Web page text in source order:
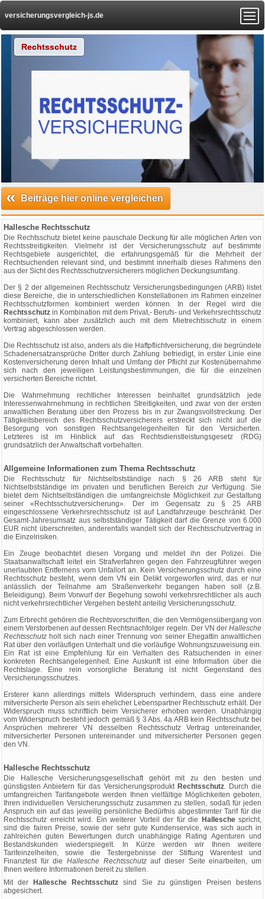
versicherungsvergleich-js.de
Rechtsschutz
« Beiträge hier online vergleichen
Hallesche Rechtsschutz
Die Rechtsschutz bietet keine pauschale Deckung für alle möglichen Arten von
Rechtsstreitigkeiten. Vielmehr ist der Versicherungsschutz auf bestimmte
Rechtsgebiete ausgerichtet, die erfahrungsgemäß für die Mehrheit der
Rechtsuchenden relevant sind, und bestimmt innerhalb dieses Rahmens den
aus der Sicht des Rechtsschutzversicherers möglichen Deckungsumfang.
Der § 2 der allgemeinen Rechtsschutz Versicherungsbedingungen (ARB) listet
diese Bereiche, die in unterschiedlichen Konstellationen im Rahmen einzelner
Rechtsschutzformen kombiniert werden können. In der Regel wird die
Rechtsschutz in Kombination mit dem Privat,- Berufs- und Verkehrsrechtsschutz
kombiniert, kann aber zusätzlich auch mit dem Mietrechtsschutz in einem
Vertrag abgeschlossen werden.
Die Rechtsschutz ist also, anders als die Haftpflichtversicherung, die begründete
Schadenersatzansprüche Dritter durch Zahlung befriedigt, in erster Linie eine
Kostenversicherung deren Inhalt und Umfang der Pflicht zur Kostenübernahme
sich nach den jeweiligen Leistungsbestimmungen, die für die einzelnen
versicherten Bereiche richtet.
Die Wahrnehmung rechtlicher Interessen beinhaltet grundsätzlich jede
Interessenwahrnehmung in rechtlichen Streitigkeiten, und zwar von der ersten
anwaltlichen Beratung über den Prozess bis in zur Zwangsvollstreckung. Der
Tätigkeitsbereich des Rechtsschutzversicherers erstreckt sich nicht auf die
Besorgung von sonstigen Rechtsangelegenheiten für den Versicherten.
Letzteres ist im Hinblick auf das Rechtsdienstleistungsgesetz (RDG)
grundsätzlich der Anwaltschaft vorbehalten.
Allgemeine Informationen zum Thema Rechtsschutz
Die Rechtsschutz für Nichtselbstständige nach § 26 ARB steht für
Nichtselbstständige im privaten und beruflichen Bereich zur Verfügung. Sie
bietet dem Nichtselbständigen die umfangreichste Möglichkeit zur Gestaltung
seiner «Rechtsschutzversicherung». Der im Gegensatz zu § 25 ARB
eingeschlossene Verkehrsrechtsschutz ist auf Landfahrzeuge beschränkt. Der
Gesamt-Jahresumsatz aus selbstständiger Tätigkeit darf die Grenze von 6.000
EUR nicht überschreiten, anderenfalls wandelt sich der Rechtsschutzvertrag in
die Einzelrisiken.
Ein Zeuge beobachtet diesen Vorgang und meldet ihn der Polizei. Die
Staatsanwaltschaft leitet ein Strafverfahren gegen den Fahrzeugführer wegen
unerlaubten Entfernens vom Unfallort an. Kein Versicherungsschutz durch eine
Rechtsschutz besteht, wenn dem VN ein Delikt vorgeworfen wird, das er nur
anlässlich der Teilnahme am Straßenverkehr begangen haben soll (z.B.
Beleidigung). Beim Vorwurf der Begehung sowohl verkehrsrechtlicher als auch
nicht verkehrsrechtlicher Vergehen besteht anteilig Versicherungsschutz.
Zum Erbrecht gehören die Rechtsvorschriften, die den Vermögensübergang von
einem Verstorbenen auf dessen Rechtsnachfolger regeln. Der VN der Hallesche
Rechtsschutz holt sich nach einer Trennung von seiner Ehegattin anwaltlichen
Rat über den vorläufigen Unterhalt und die vorläufige Wohnungszuweisung ein.
Ein Rat ist eine Empfehlung für ein Verhalten des Ratsuchenden in einer
konkreten Rechtsangelegenheit. Eine Auskunft ist eine Information über die
Rechtslage. Eine rein vorsorgliche Beratung ist nicht Gegenstand des
Versicherungsschutzes.
Ersterer kann allerdings mittels Widerspruch verhindern, dass eine andere
mitversicherte Person als sein ehelicher Lebenspartner Rechtsschutz erhält. Der
Widerspruch muss schriftlich beim Versicherer erhoben werden. Unabhängig
vom Widerspruch besteht jedoch gemäß § 3 Abs. 4a ARB kein Rechtsschutz bei
Ansprüchen mehrerer VN desselben Rechtsschutz Vertrag untereinander,
mitversicherter Personen untereinander und mitversicherter Personen gegen
den VN.
Hallesche Rechtsschutz
Die Hallesche Versicherungsgesellschaft gehört mit zu den besten und
günstigsten Anbietern für das Versicherungsprodukt Rechtsschutz. Durch die
umfangreichen Tarifangebote werden Ihnen vielfältige Möglichkeiten geboten,
Ihren individuellen Versicherungsschutz zusammen zu stellen, sodaß für jeden
Anspruch ein auf das jeweilig persönliche Bedürfnis abgestimmter Tarif für die
Rechtsschutz erreicht wird. Ein weiterer Vorteil der für die
Hallesche spricht,
sind die fairen Preise, sowie der sehr gute Kundenservice, was sich auch in
zahlreichen guten Bewertungen durch unabhängige Rating Agenturen und
Bestandskunden wiederspiegelt. In Kürze werden wir Ihnen weitere
Tarifeinzelheiten, sowie die Testergebnisse der Stiftung Warentest und
Finanztest für die Hallesche Rechtsschutzauf dieser Seite einarbeiten, um
Ihnen weitere Informationen bereit zu stellen.
Mit der
Hallesche Rechtsschutz sind Sie zu günstigen Preisen bestens
abgesichert.